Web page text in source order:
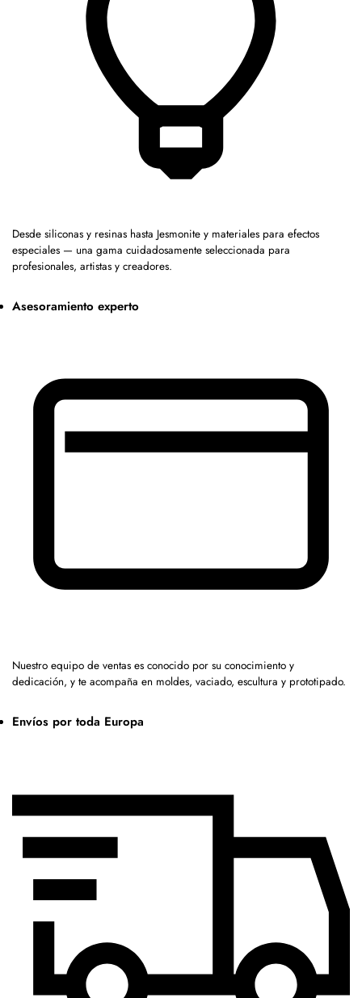
Desde siliconas y resinas hasta Jesmonite y materiales para efectos
especiales — una gama cuidadosamente seleccionada para
profesionales, artistas y creadores.
Asesoramiento experto
Nuestro equipo de ventas es conocido por su conocimiento y
dedicación, y te acompaña en moldes, vaciado, escultura y prototipado.
Envíos por toda Europa